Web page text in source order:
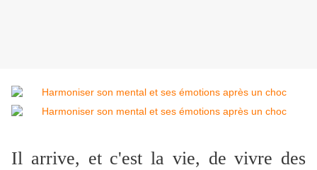
Il arrive, et c'est la vie, de vivre des